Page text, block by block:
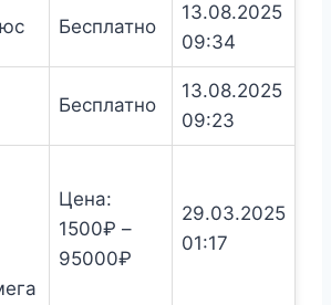
Бесплатно
13.08.2025
09:34
Бесплатно
13.08.2025
09:23
Цена:
1500₽ –
95000₽
29.03.2025
01:17